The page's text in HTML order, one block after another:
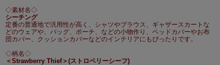
◇素材名◇
シーチング
定番の普通地で汎用性が高く、シャツやブラウス、ギャザースカートな
どのウェアや、バッグ、ポーチ、などの小物作り、ベッドカバーやお布
団カバー、クッションカバーなどのインテリアにもぴったりです。
◇柄名◇
＜Strawberry Thief＞(ストロベリーシーフ)